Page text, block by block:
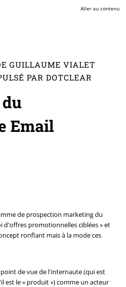
Aller au contenu
GUILLAUME VIALET
PAR DOTCLEAR
Email
de prospection marketing du
d'offres promotionnelles ciblées » et
ronflant mais à la mode ces
de vue de l'internaute (qui est
est le « produit ») comme un acteur